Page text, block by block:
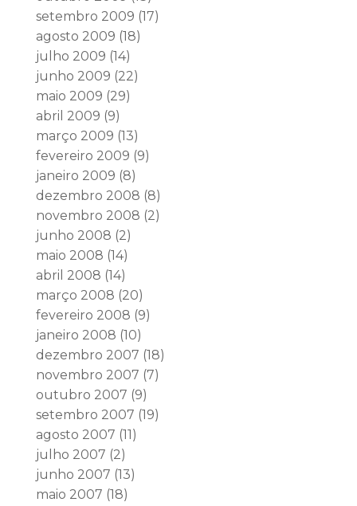
setembro 2009 (17)
agosto 2009 (18)
julho 2009 (14)
junho 2009 (22)
maio 2009 (29)
abril 2009 (9)
março 2009 (13)
fevereiro 2009 (9)
janeiro 2009 (8)
dezembro 2008 (8)
novembro 2008 (2)
junho 2008 (2)
maio 2008 (14)
abril 2008 (14)
março 2008 (20)
fevereiro 2008 (9)
janeiro 2008 (10)
dezembro 2007 (18)
novembro 2007 (7)
outubro 2007 (9)
setembro 2007 (19)
agosto 2007 (11)
julho 2007 (2)
junho 2007 (13)
maio 2007 (18)